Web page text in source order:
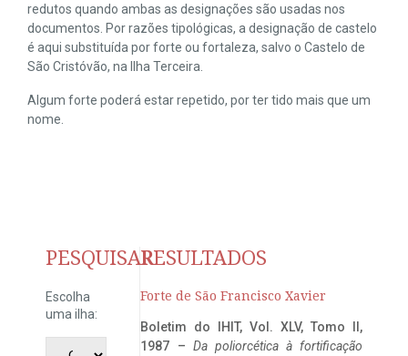
redutos quando ambas as designações são usadas nos
documentos. Por razões tipológicas, a designação de castelo
é aqui substituída por forte ou fortaleza, salvo o Castelo de
São Cristóvão, na Ilha Terceira.
Algum forte poderá estar repetido, por ter tido mais que um
nome.
PESQUISAR
Escolha
uma ilha:
RESULTADOS
Forte de São Francisco Xavier
Boletim do IHIT, Vol. XLV, Tomo II,
1987 – Da poliorcética à fortificação